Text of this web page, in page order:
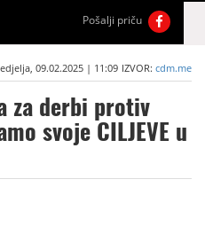
Pošalji priču
09.02.2025 | 11:09 IZVOR: cdm.me
za derbi protiv
svoje CILJEVE u